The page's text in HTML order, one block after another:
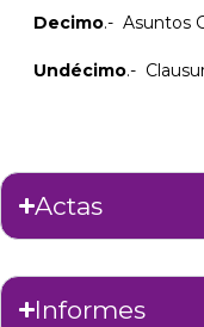
Decimo.- Asuntos
Undécimo.-
Actas
Informes